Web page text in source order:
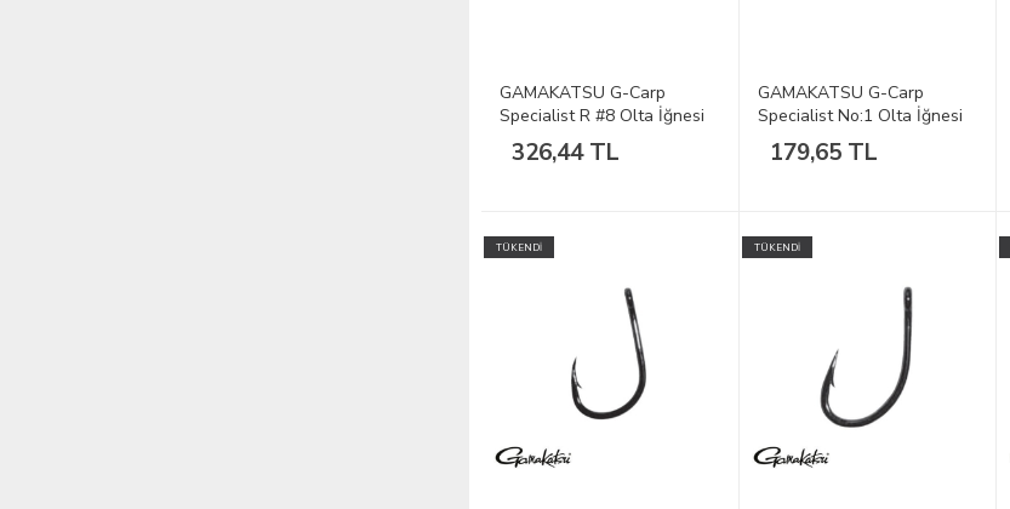
GAMAKATSU G-Carp
Specialist R #8 Olta İğnesi
326,44 TL
GAMAKATSU G-Carp
Specialist No:1 Olta İğnesi
1/10
179,65 TL
TÜKENDİ TÜKENDİ